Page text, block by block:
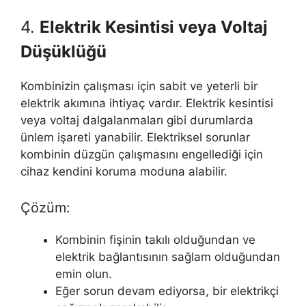
4. Elektrik Kesintisi veya Voltaj
Düşüklüğü
Kombinizin çalışması için sabit ve yeterli bir
elektrik akımına ihtiyaç vardır. Elektrik kesintisi
veya voltaj dalgalanmaları gibi durumlarda
ünlem işareti yanabilir. Elektriksel sorunlar
kombinin düzgün çalışmasını engellediği için
cihaz kendini koruma moduna alabilir.
Çözüm:
Kombinin fişinin takılı olduğundan ve
elektrik bağlantısının sağlam olduğundan
emin olun.
Eğer sorun devam ediyorsa, bir elektrikçi